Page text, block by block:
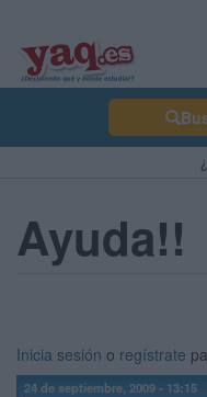
Ayuda!!
Inicia sesión o regístrate
24 de septiembre, 2009 - 13:15